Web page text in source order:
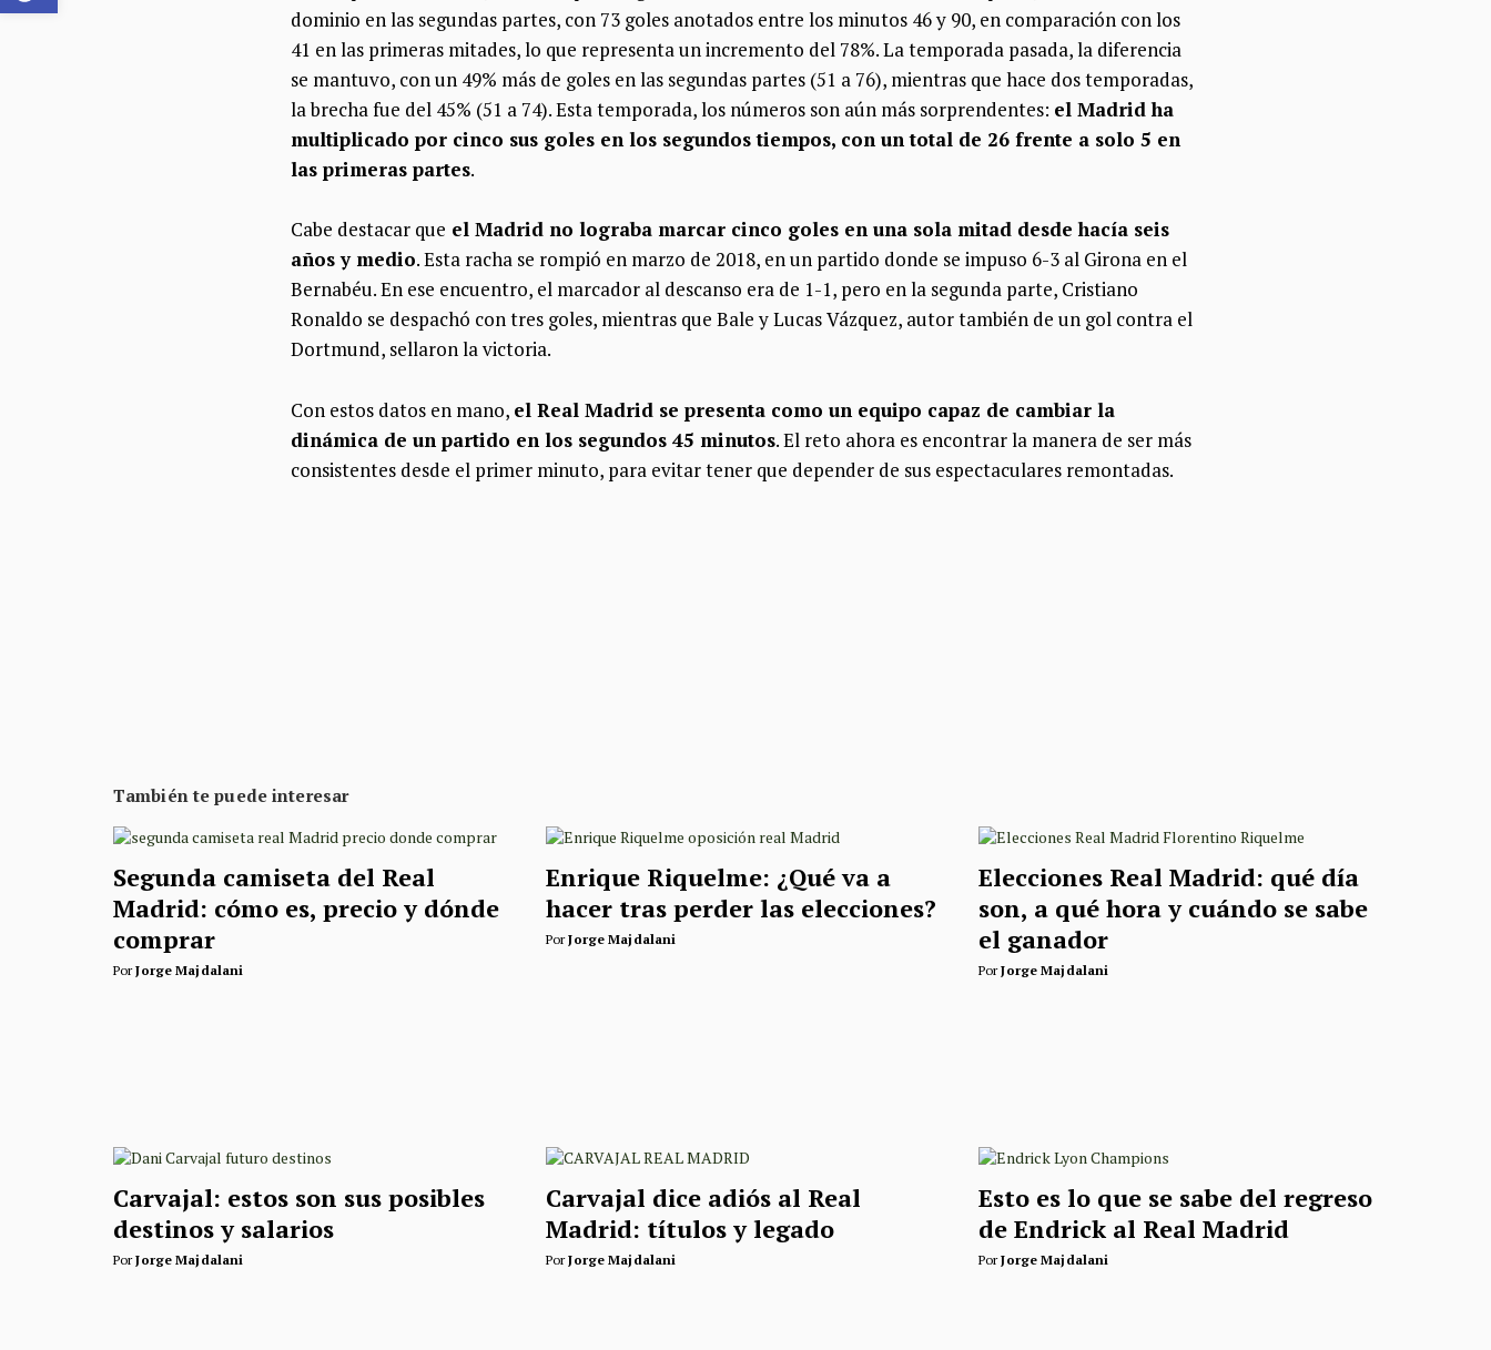
dominio en las segundas partes, con 73 goles anotados entre los minutos 46 y 90, en comparación con los
41 en las primeras mitades, lo que representa un incremento del 78%. La temporada pasada, la diferencia
se mantuvo, con un 49% más de goles en las segundas partes (51 a 76), mientras que hace dos temporadas,
la brecha fue del 45% (51 a 74). Esta temporada, los números son aún más sorprendentes: el Madrid ha
multiplicado por cinco sus goles en los segundos tiempos, con un total de 26 frente a solo 5 en
las primeras partes.
Cabe destacar que el Madrid no lograba marcar cinco goles en una sola mitad desde hacía seis
años y medio. Esta racha se rompió en marzo de 2018, en un partido donde se impuso 6-3 al Girona en el
Bernabéu. En ese encuentro, el marcador al descanso era de 1-1, pero en la segunda parte, Cristiano
Ronaldo se despachó con tres goles, mientras que Bale y Lucas Vázquez, autor también de un gol contra el
Dortmund, sellaron la victoria.
Con estos datos en mano, el Real Madrid se presenta como un equipo capaz de cambiar la
dinámica de un partido en los segundos 45 minutos. El reto ahora es encontrar la manera de ser más
consistentes desde el primer minuto, para evitar tener que depender de sus espectaculares remontadas.
También te puede interesar
Segunda camiseta del Real
Madrid: cómo es, precio y dónde
comprar
PorJorge Majdalani
Enrique Riquelme: ¿Qué va a
hacer tras perder las elecciones?
PorJorge Majdalani
Elecciones Real Madrid: qué día
son, a qué hora y cuándo se sabe
el ganador
PorJorge Majdalani
Carvajal: estos son sus posibles
destinos y salarios
PorJorge Majdalani
Carvajal dice adiós al Real
Madrid: títulos y legado
PorJorge Majdalani
Esto es lo que se sabe del regreso
de Endrick al Real Madrid
PorJorge Majdalani